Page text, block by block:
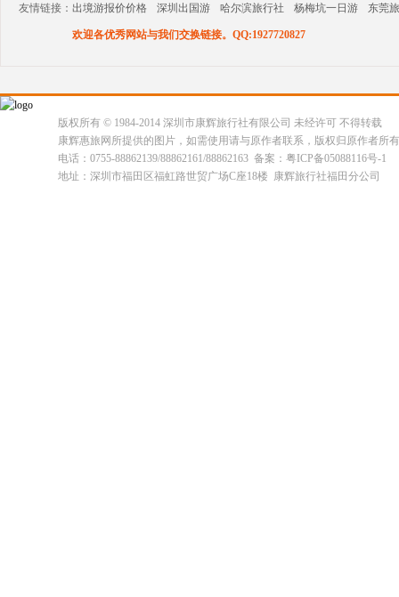
友情链接： 出境游报价价格 深圳出国游 哈尔滨旅行社 杨梅坑一日游 东莞
欢迎各优秀网站与我们交换链接。QQ:1927720827
版权所有 © 1984-2014 深圳市康辉旅行社有限公司 未经许可 不得转载
康辉惠旅网所提供的图片，如需使用请与原作者联系，版权归原作者所
电话：0755-88862139/88862161/88862163 备案：粤ICP备05088116号-1
地址：深圳市福田区福虹路世贸广场C座18楼 康辉旅行社福田分公司